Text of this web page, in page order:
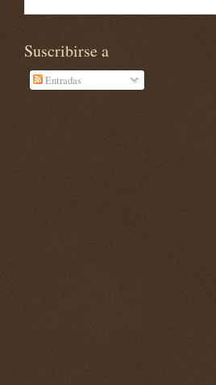
Suscribirse a
Entradas